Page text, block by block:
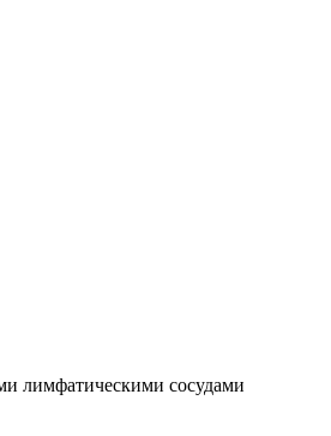
лимфатическими сосудами